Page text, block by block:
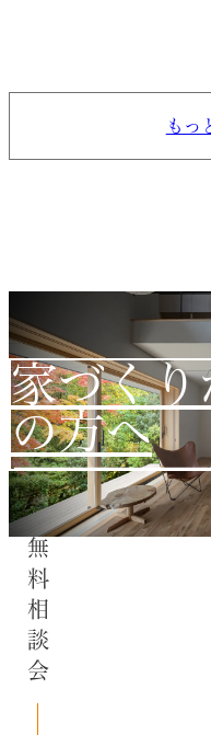
もっ
家づく
の方へ
無料相談会